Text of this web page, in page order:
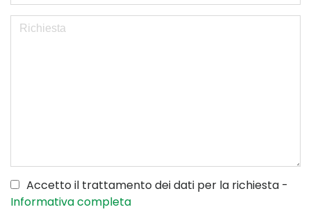
Accetto il trattamento dei dati per la richiesta -
Informativa completa